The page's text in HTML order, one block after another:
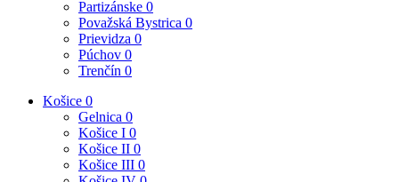
Partizánske 0
Považská Bystrica 0
Prievidza 0
Púchov 0
Trenčín 0
Košice 0
Gelnica 0
Košice I 0
Košice II 0
Košice III 0